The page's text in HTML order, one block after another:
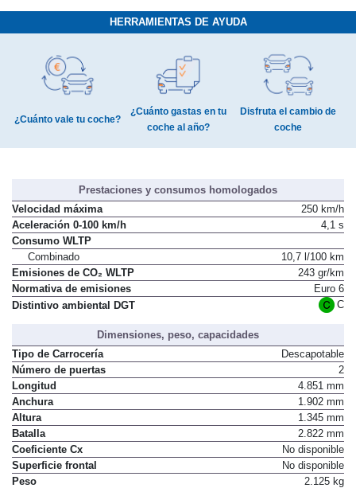
HERRAMIENTAS DE AYUDA
¿Cuánto vale tu coche?
¿Cuánto gastas en tu
coche al año?
Disfruta el cambio de
coche
Prestaciones y consumos homologados
Velocidad máxima
250 km/h
Aceleración 0-100 km/h
4,1 s
Consumo WLTP
Combinado
10,7 l/100 km
Emisiones de CO₂ WLTP
243 gr/km
Normativa de emisiones
Euro 6
Distintivo ambiental DGT
C
Dimensiones, peso, capacidades
Tipo de Carrocería
Descapotable
Número de puertas
2
Longitud
4.851 mm
Anchura
1.902 mm
Altura
1.345 mm
Batalla
2.822 mm
Coeficiente Cx
No disponible
Superficie frontal
No disponible
Peso
2.125 kg